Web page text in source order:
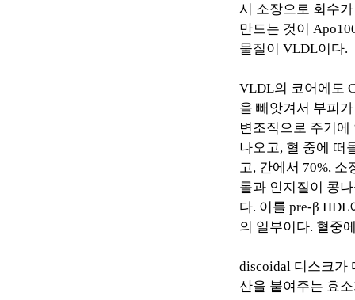
시 소장으로 회수
만드는 것이
물질이 VLDL이다.
VLDL의 코어에도
을 빼앗겨서 부피
변조직으로 주기에
나오고, 혈 중에 떠
고, 간에서 70%, 소
롤과 인지질이 콩
다. 이를 pre-β HDL
의 일부이다. 혈중
discoidal 디스크가
산을 붙여주는 효